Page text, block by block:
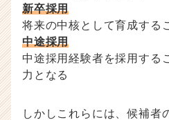
新卒採用
将来の中核として育成する
中途採用
中途採用経験者を採用する
力となる
しかしこれらには、候補者